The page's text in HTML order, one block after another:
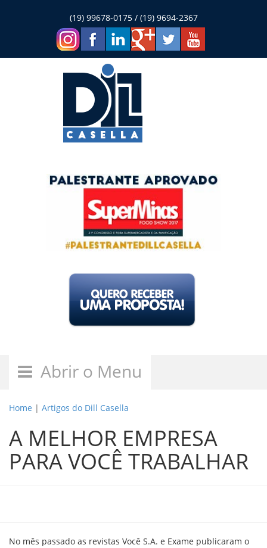
(19) 99678-0175 / (19) 9694-2367
Abrir o Menu
Home | Artigos do Dill Casella
A MELHOR EMPRESA
PARA VOCÊ TRABALHAR
No mês passado as revistas Você S.A. e Exame publicaram o